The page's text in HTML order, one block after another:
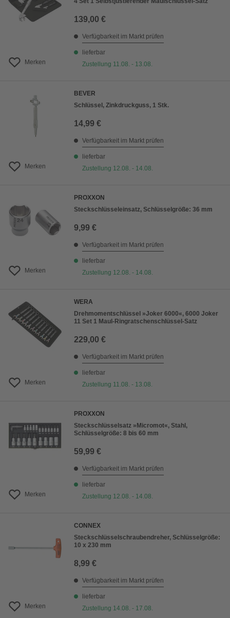
Merken
139,00 €
Verfügbarkeit im Markt prüfen
lieferbar
Zustellung 11.08. - 13.08.
Merken
BEVER
Schlüssel, Zinkdruckguss, 1 Stk.
14,99 €
Verfügbarkeit im Markt prüfen
lieferbar
Zustellung 12.08. - 14.08.
Merken
PROXXON
Steckschlüsseleinsatz, Schlüsselgröße: 36 mm
9,99 €
Verfügbarkeit im Markt prüfen
lieferbar
Zustellung 12.08. - 14.08.
Merken
WERA
Drehmomentschlüssel »Joker 6000«, 6000 Joker
11 Set 1 Maul-Ringratschenschlüssel-Satz
229,00 €
Verfügbarkeit im Markt prüfen
lieferbar
Zustellung 11.08. - 13.08.
Merken
PROXXON
Steckschlüsselsatz »Micromot«, Stahl,
Schlüsselgröße: 8 bis 60 mm
59,99 €
Verfügbarkeit im Markt prüfen
lieferbar
Zustellung 12.08. - 14.08.
Merken
CONNEX
Steckschlüsselschraubendreher, Schlüsselgröße:
10 x 230 mm
8,99 €
Verfügbarkeit im Markt prüfen
lieferbar
Zustellung 14.08. - 17.08.